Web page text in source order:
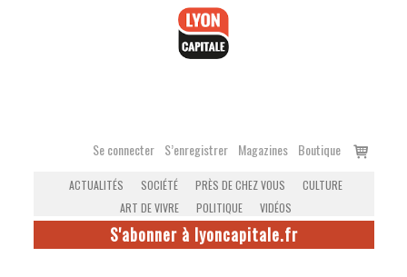
Se connecter S’enregistrer Magazines Boutique
Voir
ACTUALITÉS SOCIÉTÉ PRÈS DE CHEZ VOUS
CULTURE
ART DE VIVRE
POLITIQUE VIDÉOS
S'abonner à lyoncapitale.fr